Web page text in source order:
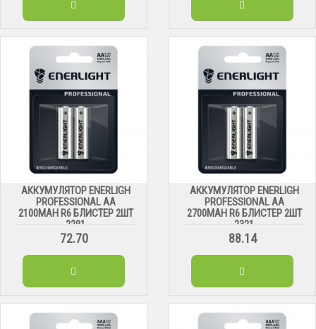
АККУМУЛЯТОР ENERLIGH
PROFESSIONAL AA
2100MAH R6 БЛИСТЕР 2ШТ
2291
72.70
АККУМУЛЯТОР ENERLIGH
PROFESSIONAL AA
2700MAH R6 БЛИСТЕР 2ШТ
2321
88.14